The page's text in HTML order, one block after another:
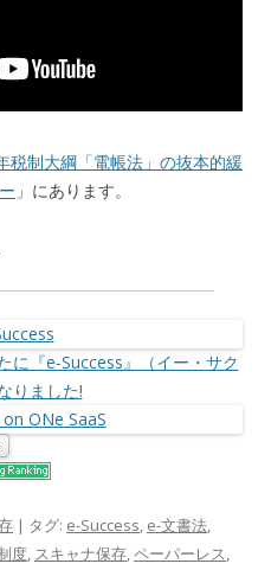
税制大綱「電帳法」の抜本的緩
」にあります。
に『e-Success』（イー・サク
りました!
| タグ: e-Success, e-文書法,
度, スキャナ保存,ペーパーレス,